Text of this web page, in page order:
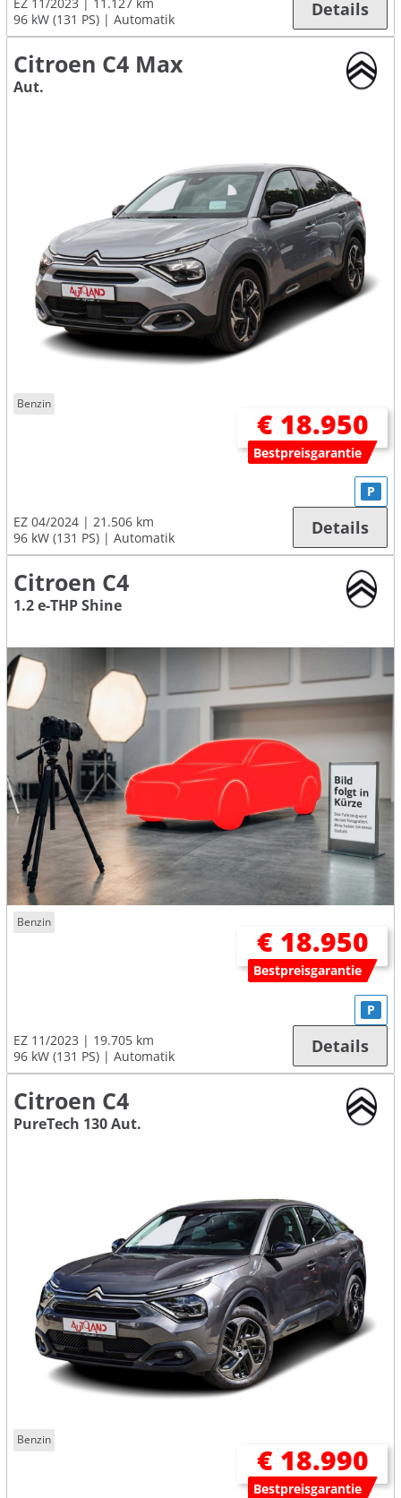
EZ 11/2023
11.127 km
96 kW (131 PS)
Automatik Details
Citroen C4 Max
Aut.
Benzin
€ 18.950
Bestpreisgarantie
EZ 04/2024
21.506 km
96 kW (131 PS)
Automatik
P
Details
Citroen C4
1.2 e-THP Shine
Benzin
€ 18.950
Bestpreisgarantie
EZ 11/2023
19.705 km
96 kW (131 PS)
Automatik
P
Details
Citroen C4
PureTech 130 Aut.
Benzin
€ 18.990
Bestpreisgarantie